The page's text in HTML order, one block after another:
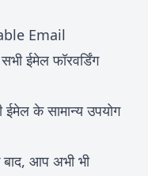
Email
ईमेल फॉरवर्डिंग
ईमेल के सामान्य उपयोग
बाद, आप अभी भी